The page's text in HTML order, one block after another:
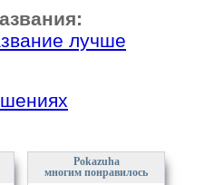
лучше
Pokazuha
многим понравилось